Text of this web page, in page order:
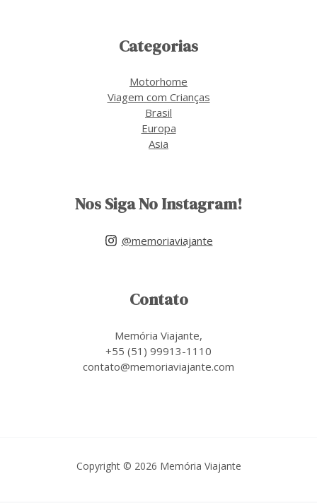
Categorias
Motorhome
Viagem com Crianças
Brasil
Europa
Asia
Nos Siga No Instagram!
@memoriaviajante
Contato
Memória Viajante,
+55 (51) 99913-1110
contato@memoriaviajante.com
Copyright © 2026 Memória Viajante